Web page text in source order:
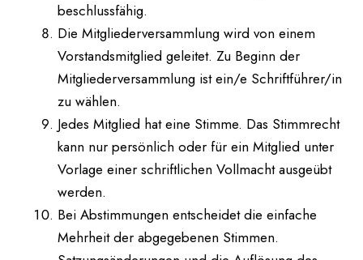
beschlussfähig.
Die Mitgliederversammlung wird von einem
Vorstandsmitglied geleitet. Zu Beginn der
Mitgliederversammlung ist ein/e Schriftführer/in
zu wählen.
Jedes Mitglied hat eine Stimme. Das Stimmrecht
kann nur persönlich oder für ein Mitglied unter
Vorlage einer schriftlichen Vollmacht ausgeübt
werden.
Bei Abstimmungen entscheidet die einfache
Mehrheit der abgegebenen Stimmen.